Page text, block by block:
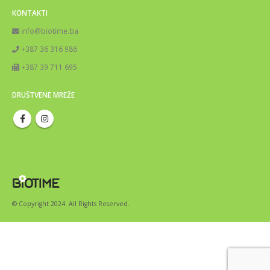
KONTAKTI
info@biotime.ba
+387 36 316 986
+387 39 711 695
DRUŠTVENE MREŽE
© Copyright 2024. All Rights Reserved.